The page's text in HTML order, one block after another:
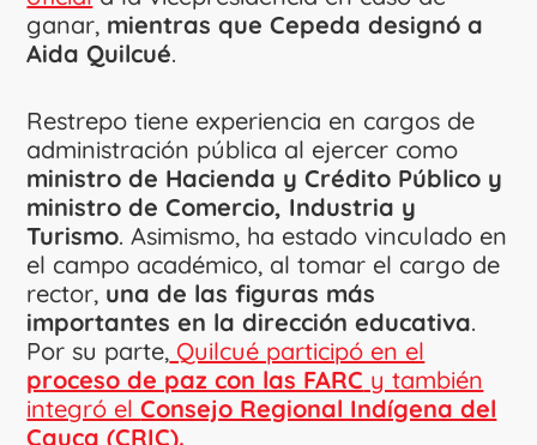
ganar, mientras que Cepeda designó a
Aida Quilcué.
Restrepo tiene experiencia en cargos de
administración pública al ejercer como
ministro de Hacienda y Crédito Público y
ministro de Comercio, Industria y
Turismo. Asimismo, ha estado vinculado en
el campo académico, al tomar el cargo de
rector, una de las figuras más
importantes en la dirección educativa.
Por su parte, Quilcué participó en el
proceso de paz con las FARC y también
integró elConsejo Regional Indígena del
Cauca (CRIC).